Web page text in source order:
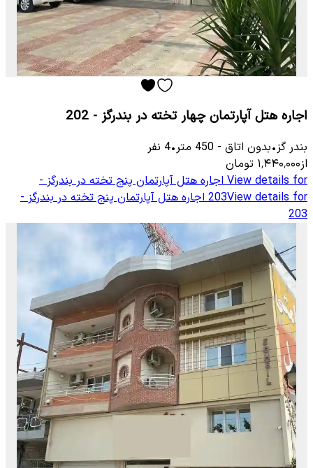
اجاره هتل آپارتمان چهار تخته در بندرگز - 202
بندر گز•بدون اتاق -
450 متر•
4 نفر
از۱٬۴۴۰٬۰۰۰ تومان
View details for اجاره هتل آپارتمان پنج تخته در بندرگز -
203View details for
اجاره هتل آپارتمان پنج تخته در بندرگز -
203